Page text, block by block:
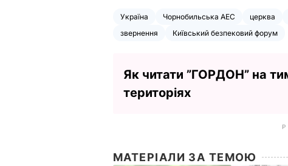
Україна Чорнобильська АЕС церква
звернення
Київський безпековий форум
Як читати ”ГОРДОН” на
територіях
МАТЕРІАЛИ ЗА ТЕМОЮ